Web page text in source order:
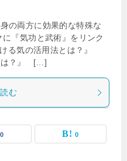
の両方に効果的な特殊な
『気功と武術』をリンク
る気の活用法とは？』
は？』 […]
む
0 0